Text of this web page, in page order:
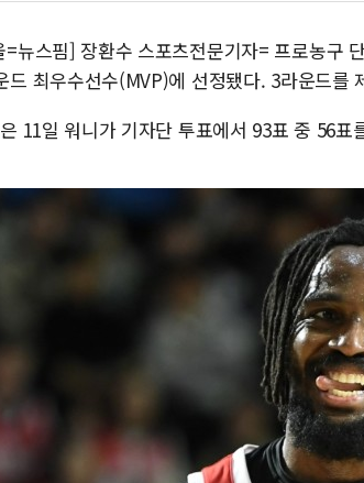
=뉴스핌] 장환수 스포츠전문기자= 프로농구
드 최우수선수(MVP)에 선정됐다. 3라운드를
11일 워니가 기자단 투표에서 93표 중 56